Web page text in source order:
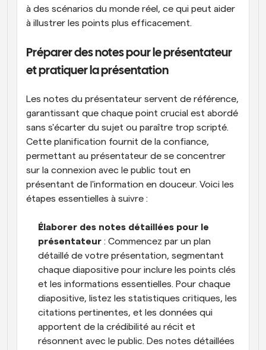
à des scénarios du monde réel, ce qui peut aider
à illustrer les points plus efficacement.
Préparer des notes pour le présentateur
et pratiquer la présentation
Les notes du présentateur servent de référence,
garantissant que chaque point crucial est abordé
sans s'écarter du sujet ou paraître trop scripté.
Cette planification fournit de la confiance,
permettant au présentateur de se concentrer
sur la connexion avec le public tout en
présentant de l'information en douceur. Voici les
étapes essentielles à suivre :
Élaborer des notes détaillées pour le
présentateur : Commencez par un plan
détaillé de votre présentation, segmentant
chaque diapositive pour inclure les points clés
et les informations essentielles. Pour chaque
diapositive, listez les statistiques critiques, les
citations pertinentes, et les données qui
apportent de la crédibilité au récit et
résonnent avec le public. Des notes détaillées